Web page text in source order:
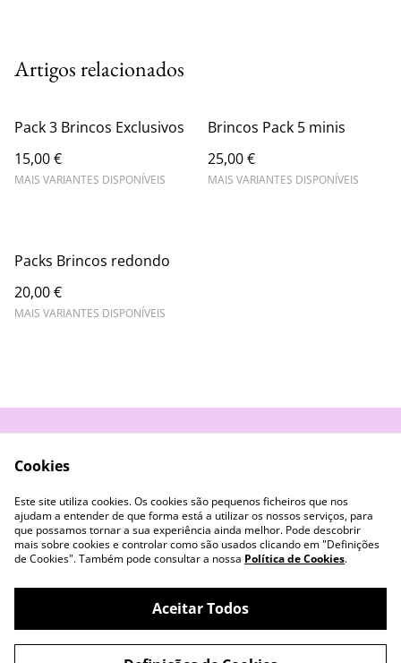
Artigos relacionados
Pack 3 Brincos Exclusivos
15,00 €
MAIS VARIANTES DISPONÍVEIS
Brincos Pack 5 minis
25,00 €
MAIS VARIANTES DISPONÍVEIS
Packs Brincos redondo
20,00 €
MAIS VARIANTES DISPONÍVEIS
Privacidade
Cookies
©2026Azul Púrpura
Cookies
Este site utiliza cookies. Os cookies são pequenos ficheiros que nos
ajudam a entender de que forma está a utilizar os nossos serviços, para
que possamos tornar a sua experiência ainda melhor. Pode descobrir
mais sobre cookies e controlar como são usados clicando em "Definições
de Cookies". Também pode consultar a nossa Política de Cookies.
Aceitar Todos